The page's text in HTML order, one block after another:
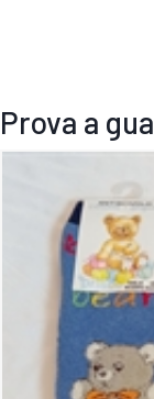
Prova a